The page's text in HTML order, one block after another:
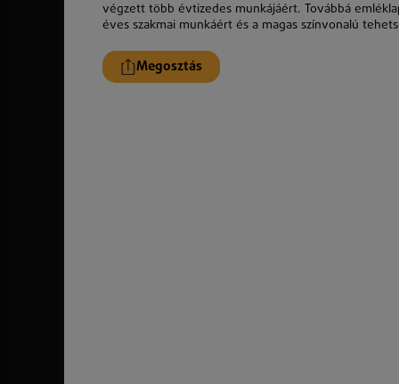
végzett több évtizedes munkájáért. Továbbá
éves szakmai munkáért és a magas színvonalú
Megosztás